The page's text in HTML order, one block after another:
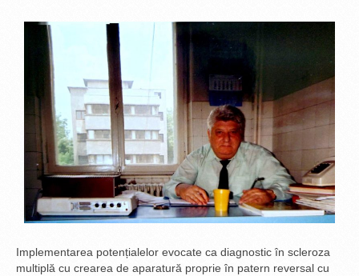
Implementarea potențialelor evocate ca diagnostic în scleroza
multiplă cu crearea de aparatură proprie în patern reversal cu